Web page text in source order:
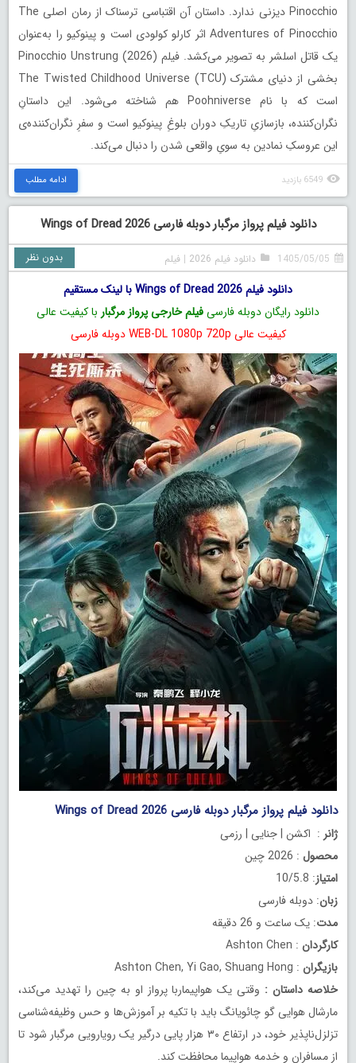
Pinocchio دیزنی ندارد. داستان آن اقتباسی ترسناک از رمان اصلی The
Adventures of Pinocchio اثر کارلو کولودی است و پینوکیو را به‌عنوان
یک قاتل اسلشر به تصویر می‌کشد. فیلم Pinocchio Unstrung (2026)
بخشی از دنیای مشترک The Twisted Childhood Universe (TCU)
است که با نام Poohniverse هم شناخته می‌شود. این داستانِ
نگران‌کننده، بازسازیِ تاریکِ دوران بلوغِ پینوکیو است و سفرِ نگران‌کننده‌ی
این عروسکِ نمادین به سویِ واقعی شدن را دنبال می‌کند.
6549 بازدید ادامه مطلب
دانلود فیلم پرواز مرگبار دوبله فارسی Wings of Dread 2026
1405/05/05 دانلود فیلم 2026 |فیلم بدون نظر
دانلود فیلم Wings of Dread 2026 با لینک مستقیم
دانلود رایگان دوبله فارسیفیلم خارجی پرواز مرگبار با کیفیت عالی
کیفیت عالی WEB-DL 1080p 720p دوبله فارسی
دانلود فیلم پرواز مرگبار دوبله فارسی Wings of Dread 2026
ژانر : اکشن | جنایی | رزمی
محصول : 2026 چین
امتیاز: 10/5.8
زبان: دوبله فارسی
مدت: یک ساعت و 26 دقیقه
کارگردان : Ashton Chen
بازیگران : Ashton Chen, Yi Gao, Shuang Hong
خلاصه داستان : وقتی یک هواپیماربا پرواز او به چین را تهدید می‌کند،
مارشال هوایی گو چائویانگ باید با تکیه بر آموزش‌ها و حس وظیفه‌شناسی
تزلزل‌ناپذیر خود، در ارتفاع ۳۰ هزار پایی درگیر یک رویارویی مرگبار شود تا
از مسافران و خدمه هواپیما محافظت کند.